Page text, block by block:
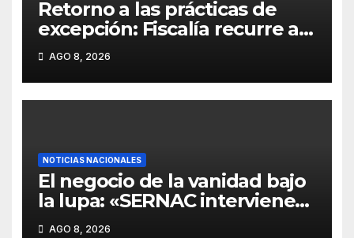
Retorno a las prácticas de
excepción: Fiscalía recurre a
la figura de «fiscales sin
rostro» en causa vinculada a
defensora de Derechos
Humanos.
AGO 8, 2026
NOTICIAS NACIONALES
El negocio de la vanidad bajo
la lupa: «SERNAC interviene
centros de estética ante
AGO 8, 2026